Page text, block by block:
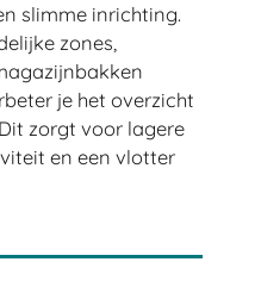
slimme inrichting.
zones,
je het overzicht
zorgt voor lagere
en een vlotter